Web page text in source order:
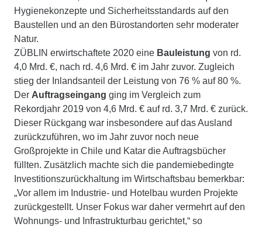
Hygienekonzepte und Sicherheitsstandards auf den
Baustellen und an den Bürostandorten sehr moderater
Natur.
ZÜBLIN erwirtschaftete 2020 eine Bauleistung von rd.
4,0 Mrd. €, nach rd. 4,6 Mrd. € im Jahr zuvor. Zugleich
stieg der Inlandsanteil der Leistung von 76 % auf 80 %.
Der Auftragseingang ging im Vergleich zum
Rekordjahr 2019 von 4,6 Mrd. € auf rd. 3,7 Mrd. € zurück.
Dieser Rückgang war insbesondere auf das Ausland
zurückzuführen, wo im Jahr zuvor noch neue
Großprojekte in Chile und Katar die Auftragsbücher
füllten. Zusätzlich machte sich die pandemiebedingte
Investitionszurückhaltung im Wirtschaftsbau bemerkbar:
„Vor allem im Industrie- und Hotelbau wurden Projekte
zurückgestellt. Unser Fokus war daher vermehrt auf den
Wohnungs- und Infrastrukturbau gerichtet,“ so